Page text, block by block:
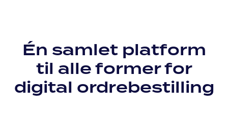
Én samlet platform
til alle former for
digital ordrebestilling